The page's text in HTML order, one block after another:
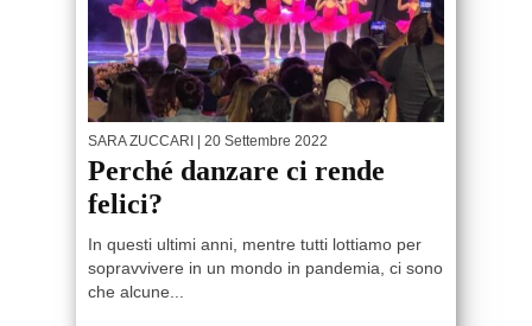
SARA ZUCCARI | 20 Settembre 2022
Perché danzare ci rende
felici?
In questi ultimi anni, mentre tutti lottiamo per
sopravvivere in un mondo in pandemia, ci sono
che alcune...